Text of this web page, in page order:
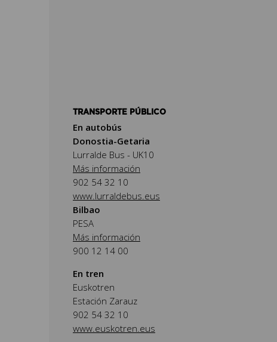
TRANSPORTE PÚBLICO
En autobús
Donostia-Getaria
Lurralde Bus - UK10
Más información
902 54 32 10
www.lurraldebus.eus
Bilbao
PESA
Más información
900 12 14 00
En tren
Euskotren
Estación Zarauz
902 54 32 10
www.euskotren.eus